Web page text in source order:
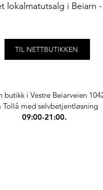
lokalmatutsalg i Beiarn
TIL NETTBUTIKKEN
butikk i Vestre Beiarveien
Tollå med selvbetjentløsning
09:00-21:00.